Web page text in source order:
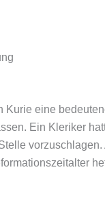
Kurie eine
Ein Kleriker
vorzuschlagen.